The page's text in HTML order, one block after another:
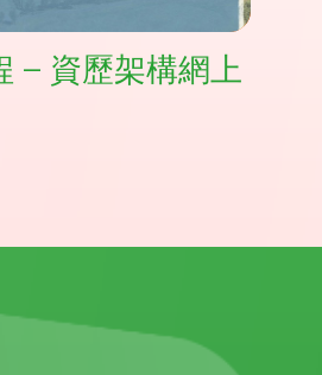
– 資歷架構網上